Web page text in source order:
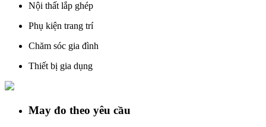
Nội thất lắp ghép
Phụ kiện trang trí
Chăm sóc gia đình
Thiết bị gia dụng
May đo theo yêu cầu